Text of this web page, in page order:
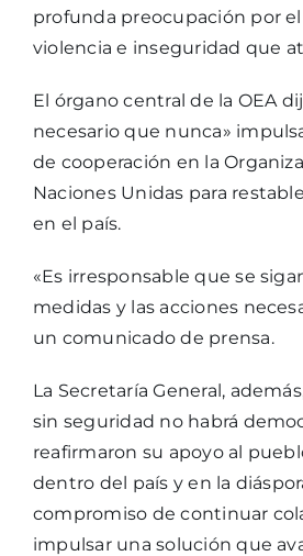
profunda preocupación por
violencia e inseguridad que
El órgano central de la OEA
necesario que nunca»
de cooperación en la
Naciones Unidas para
en el país.
«Es irresponsable que se
medidas y las acciones
un comunicado de prensa.
La Secretaría General,
sin seguridad no habrá
reafirmaron su apoyo al
dentro del país y en la
compromiso de continuar
impulsar una solución que